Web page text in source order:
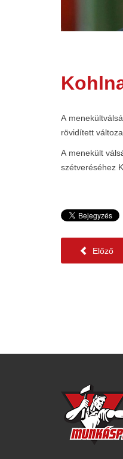
A
rövidített
A menekült
szétveréséhez
Előző